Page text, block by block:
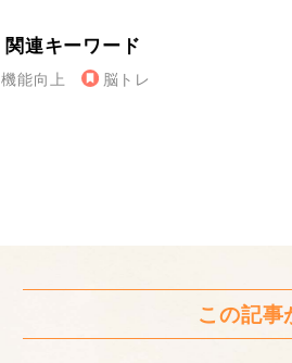
関連キーワード
機能向上 脳トレ
この記事